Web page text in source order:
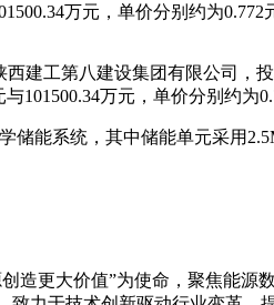
万元，单价分别约为0.772
建工第八建设集团有限公司，
万元，单价分别约为
储能系统，其中储能单元采用
造更大价值”为使命，聚焦能源